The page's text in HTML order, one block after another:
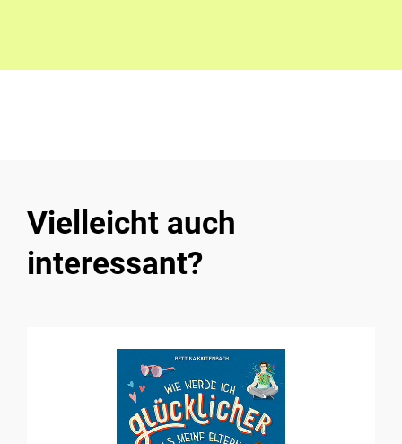
Vielleicht auch
interessant?